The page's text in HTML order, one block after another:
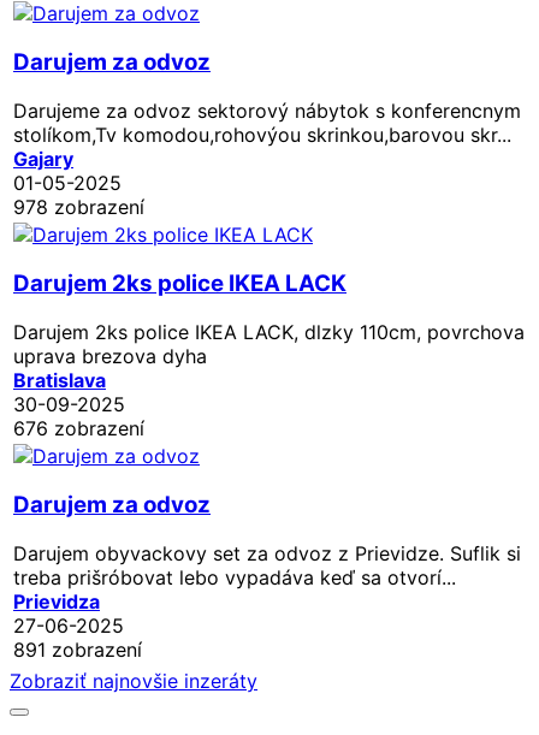
Darujem za odvoz
Darujeme za odvoz sektorový nábytok s konferencnym
stolíkom,Tv komodou,rohovýou skrinkou,barovou skr...
Gajary
01-05-2025
978 zobrazení
Darujem 2ks police IKEA LACK
Darujem 2ks police IKEA LACK, dlzky 110cm, povrchova
uprava brezova dyha
Bratislava
30-09-2025
676 zobrazení
Darujem za odvoz
Darujem obyvackovy set za odvoz z Prievidze. Suflik si
treba prišróbovat lebo vypadáva keď sa otvorí...
Prievidza
27-06-2025
891 zobrazení
Zobraziť najnovšie inzeráty